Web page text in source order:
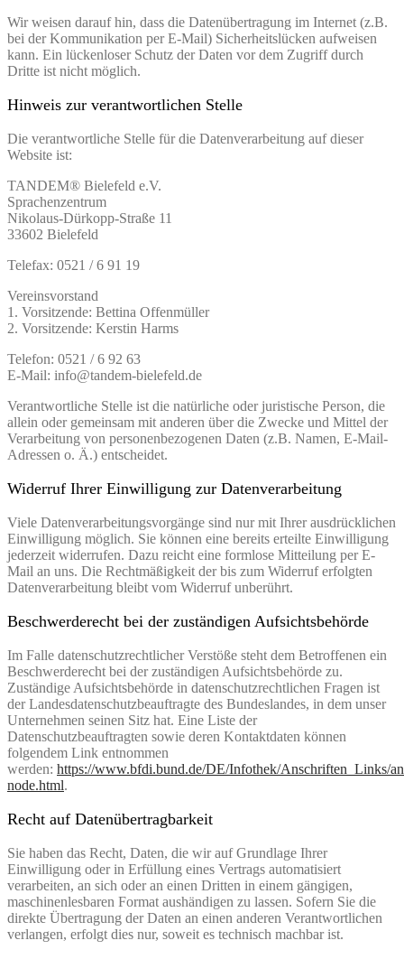
Wir weisen darauf hin, dass die Datenübertragung im Internet (z.B.
bei der Kommunikation per E-Mail) Sicherheitslücken aufweisen
kann. Ein lückenloser Schutz der Daten vor dem Zugriff durch
Dritte ist nicht möglich.
Hinweis zur verantwortlichen Stelle
Die verantwortliche Stelle für die Datenverarbeitung auf dieser
Website ist:
TANDEM® Bielefeld e.V.
Sprachenzentrum
Nikolaus-Dürkopp-Straße 11
33602 Bielefeld
Telefax: 0521 / 6 91 19
Vereinsvorstand
1. Vorsitzende: Bettina Offenmüller
2. Vorsitzende: Kerstin Harms
Telefon: 0521 / 6 92 63
E-Mail: info@tandem-bielefeld.de
Verantwortliche Stelle ist die natürliche oder juristische Person, die
allein oder gemeinsam mit anderen über die Zwecke und Mittel der
Verarbeitung von personenbezogenen Daten (z.B. Namen, E-Mail-
Adressen o. Ä.) entscheidet.
Widerruf Ihrer Einwilligung zur Datenverarbeitung
Viele Datenverarbeitungsvorgänge sind nur mit Ihrer ausdrücklichen
Einwilligung möglich. Sie können eine bereits erteilte Einwilligung
jederzeit widerrufen. Dazu reicht eine formlose Mitteilung per E-
Mail an uns. Die Rechtmäßigkeit der bis zum Widerruf erfolgten
Datenverarbeitung bleibt vom Widerruf unberührt.
Beschwerderecht bei der zuständigen Aufsichtsbehörde
Im Falle datenschutzrechtlicher Verstöße steht dem Betroffenen ein
Beschwerderecht bei der zuständigen Aufsichtsbehörde zu.
Zuständige Aufsichtsbehörde in datenschutzrechtlichen Fragen ist
der Landesdatenschutzbeauftragte des Bundeslandes, in dem unser
Unternehmen seinen Sitz hat. Eine Liste der
Datenschutzbeauftragten sowie deren Kontaktdaten können
folgendem Link entnommen
werden: https://www.bfdi.bund.de/DE/Infothek/Anschriften_Links/
node.html.
Recht auf Datenübertragbarkeit
Sie haben das Recht, Daten, die wir auf Grundlage Ihrer
Einwilligung oder in Erfüllung eines Vertrags automatisiert
verarbeiten, an sich oder an einen Dritten in einem gängigen,
maschinenlesbaren Format aushändigen zu lassen. Sofern Sie die
direkte Übertragung der Daten an einen anderen Verantwortlichen
verlangen, erfolgt dies nur, soweit es technisch machbar ist.